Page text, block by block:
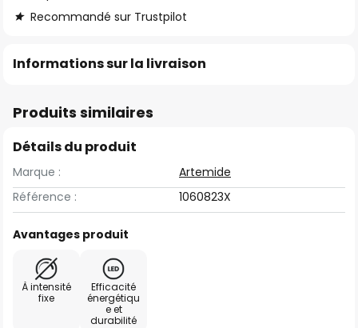
Recommandé sur Trustpilot
Informations sur la livraison
Produits similaires
Détails du produit
Marque :
Artemide
Référence :
1060823X
Avantages produit
À intensité
fixe
Efficacité
énergétiqu
e et
durabilité